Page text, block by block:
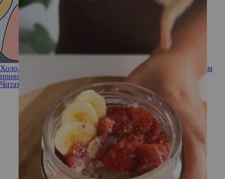
Холодное сердце: 7 признаков партнера с избегающим типом
привязанности
Читать полностью